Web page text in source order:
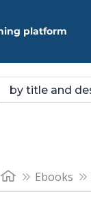
platform
Ebooks